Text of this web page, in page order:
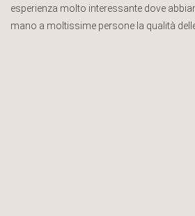
esperienza molto interessante dove
mano a moltissime persone la qualità